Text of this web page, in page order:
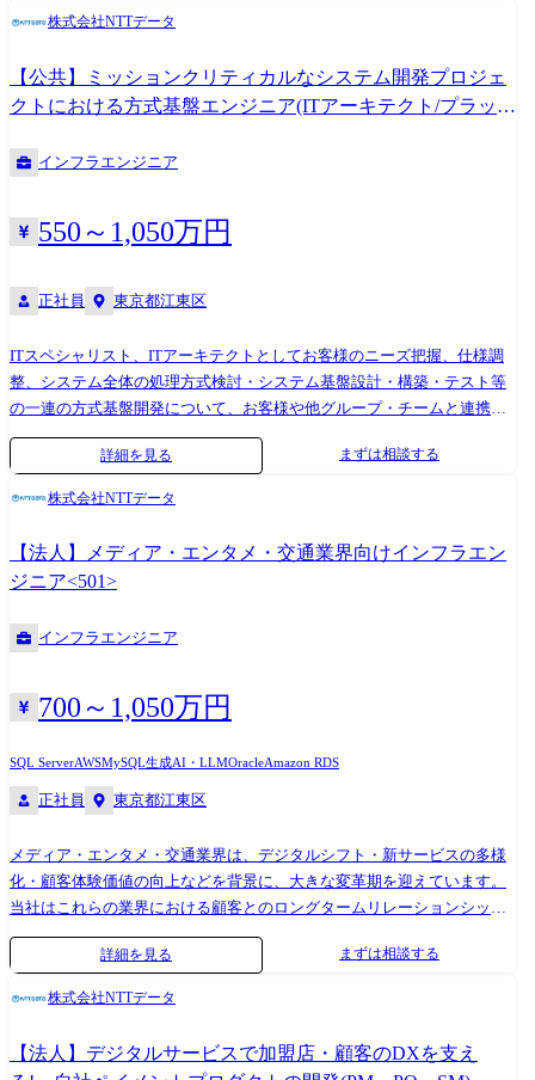
かつミッションクリティカルなシステムに対する刷新プロジェクトを進
を超えた次世代システムへの刷新を行う。次世代システムへの刷新に当
たっては、従来の延長線上にあるような単なる改善にとどまらず、利用
者中心のサービスの実現や運用者視点での省力化や効率化、また、今後
で優れ、将来的な成長においても基礎となるシステム基盤を目指す。 本
ない視点で刷新を共に進めていただきたい。 組織ミッション インターネ
ットを通じて、国税の電子申告・申請を行うためのシステムであり、税
ションである。 職場環境 当担当には社員12名が在籍しており、G会社、
ンクリティカルシステムの確実な開発をしながらも、新しいデジタル技
術や開発プロセスへチャレンジする文化もあり、非常に雰囲気の良い職
場です。
株式会社NTTデータ
【公共】ミッションクリティカルなシステム開発プロジェ
クトにおける方式基盤エンジニア(ITアーキテクト/プラット
インフラエンジニア
550～1,050万円
正社員 東京都江東区
ITスペシャリスト、ITアーキテクトとしてお客様のニーズ把握、仕様調
整、システム全体の処理方式検討・システム基盤設計・構築・テスト等
の一連の方式基盤開発について、お客様や他グループ・チームと連携し
ながら、一定の領域を主管として主体的に取り組み、各プロジェクトの
成功に貢献する。 組織情報 ＜組織のミッション＞ ミッションクリティ
し、安心、安全な国民生活の実現に貢献する。 ＜職場環境＞ 社員が100
名ほど在籍し、加えてグループ会社やビジネスパートナーと協働してい
る。20代、30代が多く若手のうちからリーダーを任せているため、上
詳細を見る まずは相談する
株式会社NTTデータ
【法人】メディア・エンタメ・交通業界向けインフラエン
ジニア<501>
インフラエンジニア
700～1,050万円
SQL ServerAWSMySQL生成AI・LLMOracleAmazon RDS
正社員 東京都江東区
メディア・エンタメ・交通業界は、デジタルシフト・新サービスの多様
化・顧客体験価値の向上などを背景に、大きな変革期を迎えています。
当社はこれらの業界における顧客とのロングタームリレーションシップ
と技術力を礎に、新技術を活用したシステム開発やシステム基盤の安定
運用によって、お客様のビジネス変革を促進しています。 特に、インフ
ラ領域においては、クラウド、AIなど先進技術を用いてスピーディな開
られる基幹系領域の全体をとらえてシステム全体のアーキテクチャ・構
成を検討していく必要があります。 その実現に向け、インフラチームの
詳細を見る まずは相談する
株式会社NTTデータ
【法人】デジタルサービスで加盟店・顧客のDXを支え